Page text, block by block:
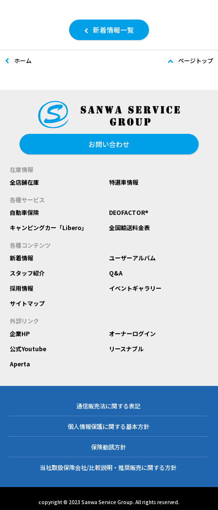
新着情報一覧
ホーム ページトップ
お問い合わせ
在庫情報
全店舗在庫
特選車情報
各種サービス
自動車保険
DEOFACTOR®
キャンピングカー「Libero」
全国輸送料金表
各種コンテンツ
新着情報
ユーザーアルバム
スタッフ紹介
Q&A
採用情報
イベントギャラリー
サイトマップ
外部リンク
企業HP
オーナーログイン
公式Youtube
リースナブル
Aperta
通信販売法に関する表記
個人情報保護に関する基本方針
保険勧誘方針
当社取扱保険会社/比較説明・推奨販売に関する方針
copyright © 2023 Sanwa Service Group. All rights reserved.